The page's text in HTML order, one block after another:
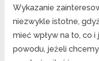
Wykazanie
niezwykle istotne,
mieć wpływ na to, co
powodu, jeżeli